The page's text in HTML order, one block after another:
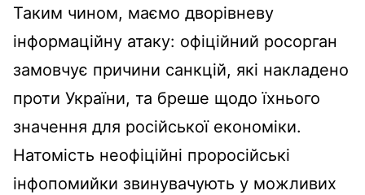
Таким чином, маємо дворівневу
інформаційну атаку: офіційний росорган
замовчує причини санкцій, які накладено
проти України, та бреше щодо їхнього
значення для російської економіки.
Натомість неофіційні проросійські
інфопомийки звинувачують у можливих